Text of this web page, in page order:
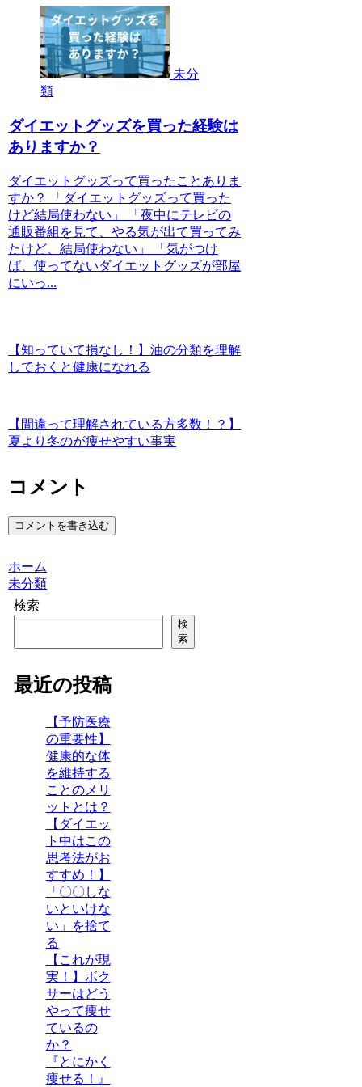
未分
類
ダイエットグッズを買った経験は
ありますか？
ダイエットグッズって買ったことありま
すか？ 「ダイエットグッズって買った
けど結局使わない」 「夜中にテレビの
通販番組を見て、やる気が出て買ってみ
たけど、結局使わない」 「気がつけ
ば、使ってないダイエットグッズが部屋
にいっ...
【知っていて損なし！】油の分類を理解
しておくと健康になれる
【間違って理解されている方多数！？】
夏より冬のが痩せやすい事実
コメント
コメントを書き込む
ホーム
未分類
検索
検
索
最近の投稿
【予防医療
の重要性】
健康的な体
を維持する
ことのメリ
ットとは？
【ダイエッ
ト中はこの
思考法がお
すすめ！】
「〇〇しな
いといけな
い」を捨て
る
【これが現
実！】ボク
サーはどう
やって痩せ
ているの
か？
『とにかく
痩せる！』